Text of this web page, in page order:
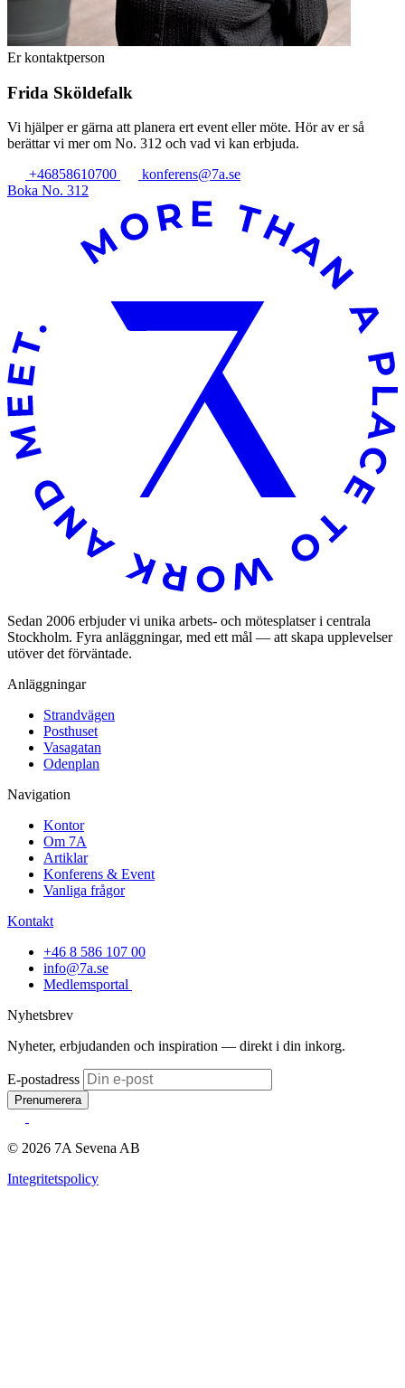
Er kontaktperson
Frida Sköldefalk
Vi hjälper er gärna att planera ert event eller möte. Hör av er så
berättar vi mer om No. 312 och vad vi kan erbjuda.
+46858610700
konferens@7a.se
Boka No. 312
Sedan 2006 erbjuder vi unika arbets- och mötesplatser i centrala
Stockholm. Fyra anläggningar, med ett mål — att skapa upplevelser
utöver det förväntade.
Anläggningar
Strandvägen
Posthuset
Vasagatan
Odenplan
Navigation
Kontor
Om 7A
Artiklar
Konferens & Event
Vanliga frågor
Kontakt
+46 8 586 107 00
info@7a.se
Medlemsportal
Nyhetsbrev
Nyheter, erbjudanden och inspiration — direkt i din inkorg.
E-postadress
Prenumerera
© 2026 7A Sevena AB
Integritetspolicy